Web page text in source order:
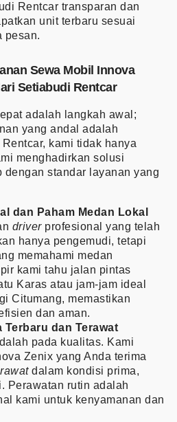
Rentcar transparan dan
unit terbaru sesuai
pesan.
Sewa Mobil Innova
Setiabudi Rentcar
adalah langkah awal;
yang andal adalah
kami tidak hanya
menghadirkan solusi
standar layanan yang
dan Paham Medan Lokal
driverprofesional yang telah
hanya pengemudi, tetapi
memahami medan
kami tahu jalan pintas
Karas atau jam-jam ideal
Citumang, memastikan
dan aman.
Terbaru dan Terawat
pada kualitas. Kami
Zenix yang Anda terima
dalam kondisi prima,
Perawatan rutin adalah
kami untuk kenyamanan dan